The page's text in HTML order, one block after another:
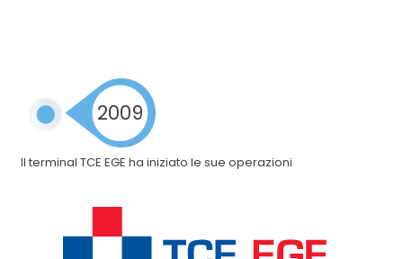
2009
Il terminal TCE EGE ha iniziato le sue operazioni